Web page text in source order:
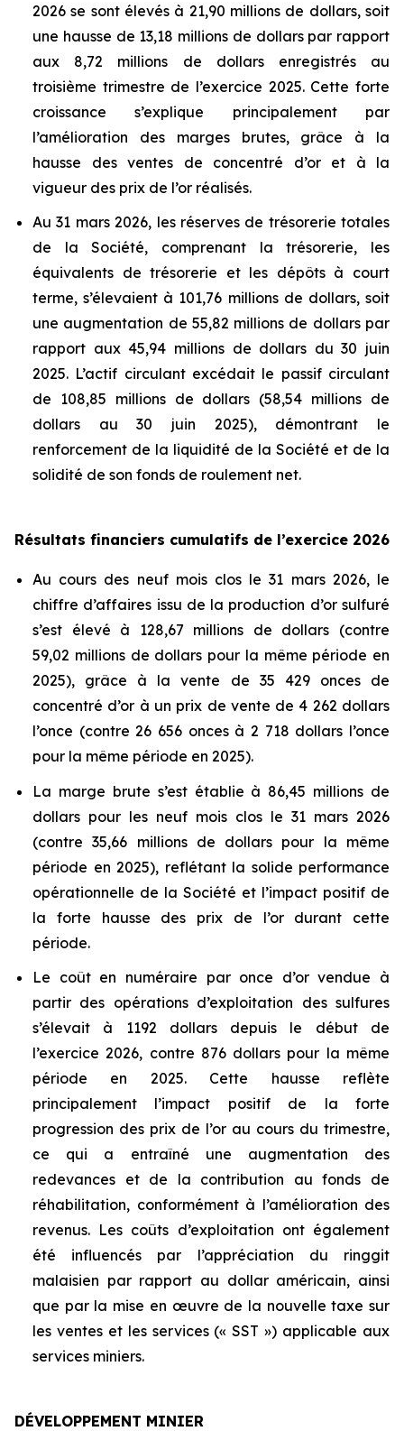
2026 se sont élevés à 21,90 millions de dollars, soit
une hausse de 13,18 millions de dollars par rapport
aux 8,72 millions de dollars enregistrés au
troisième trimestre de l’exercice 2025. Cette forte
croissance s’explique principalement par
l’amélioration des marges brutes, grâce à la
hausse des ventes de concentré d’or et à la
vigueur des prix de l’or réalisés.
Au 31 mars 2026, les réserves de trésorerie totales
de la Société, comprenant la trésorerie, les
équivalents de trésorerie et les dépôts à court
terme, s’élevaient à 101,76 millions de dollars, soit
une augmentation de 55,82 millions de dollars par
rapport aux 45,94 millions de dollars du 30 juin
2025. L’actif circulant excédait le passif circulant
de 108,85 millions de dollars (58,54 millions de
dollars au 30 juin 2025), démontrant le
renforcement de la liquidité de la Société et de la
solidité de son fonds de roulement net.
Résultats financiers cumulatifs de l’exercice 2026
Au cours des neuf mois clos le 31 mars 2026, le
chiffre d’affaires issu de la production d’or sulfuré
s’est élevé à 128,67 millions de dollars (contre
59,02 millions de dollars pour la même période en
2025), grâce à la vente de 35 429 onces de
concentré d’or à un prix de vente de 4 262 dollars
l’once (contre 26 656 onces à 2 718 dollars l’once
pour la même période en 2025).
La marge brute s’est établie à 86,45 millions de
dollars pour les neuf mois clos le 31 mars 2026
(contre 35,66 millions de dollars pour la même
période en 2025), reflétant la solide performance
opérationnelle de la Société et l’impact positif de
la forte hausse des prix de l’or durant cette
période.
Le coût en numéraire par once d’or vendue à
partir des opérations d’exploitation des sulfures
s’élevait à 1192 dollars depuis le début de
l’exercice 2026, contre 876 dollars pour la même
période en 2025. Cette hausse reflète
principalement l’impact positif de la forte
progression des prix de l’or au cours du trimestre,
ce qui a entraîné une augmentation des
redevances et de la contribution au fonds de
réhabilitation, conformément à l’amélioration des
revenus. Les coûts d’exploitation ont également
été influencés par l’appréciation du ringgit
malaisien par rapport au dollar américain, ainsi
que par la mise en œuvre de la nouvelle taxe sur
les ventes et les services (« SST ») applicable aux
services miniers.
DÉVELOPPEMENT MINIER